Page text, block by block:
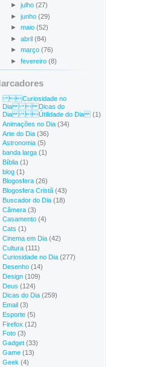
►julho(27)
►junho(29)
►maio(52)
►abril(84)
►março(76)
►fevereiro(8)
Curiosidade no
Dia  Dicas do
Dia Útilidade do Dia (1)
Animações no Dia (34)
Arte do Dia (36)
Astronomia (5)
banda larga (1)
Bíblia (1)
blog (1)
Blogosfera (26)
Blogosfera Cristã (43)
Buscador do Dia (18)
Câmera (3)
Casamento (4)
Cats (1)
Cinema em Dia (42)
Cultura (111)
Curiosidade no Dia (277)
Desenho (14)
Design (109)
Deus (124)
Dicas do Dia (259)
Email (3)
Esporte (5)
Firefox (12)
Foto (3)
Gadget (33)
Game (13)
Geek (4)